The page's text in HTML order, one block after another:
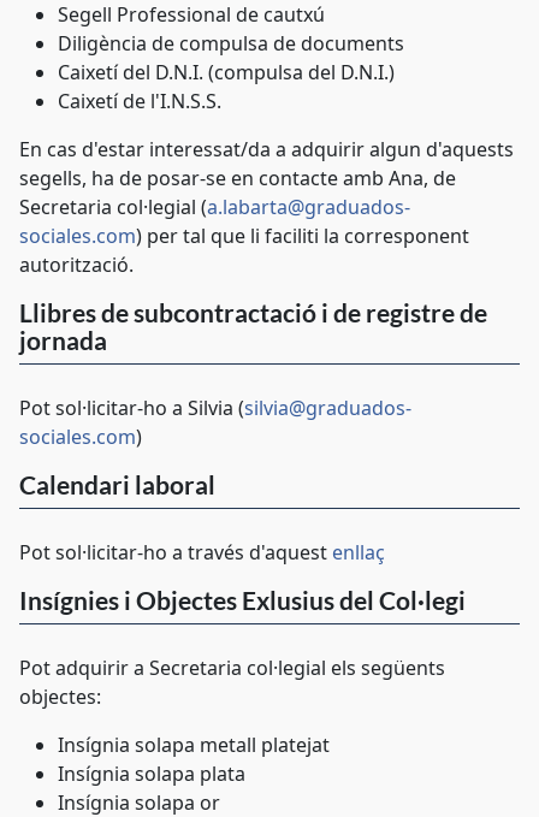
Segell Professional de cautxú
Diligència de compulsa de documents
Caixetí del D.N.I. (compulsa del D.N.I.)
Caixetí de l'I.N.S.S.
En cas d'estar interessat/da a adquirir algun d'aquests
segells, ha de posar-se en contacte amb Ana, de
Secretaria col·legial (a.labarta@graduados-
sociales.com) per tal que li faciliti la corresponent
autorització.
Llibres de subcontractació i de registre de
jornada
Pot sol·licitar-ho a Silvia (silvia@graduados-
sociales.com)
Calendari laboral
Pot sol·licitar-ho a través d'aquest enllaç
Insígnies i Objectes Exlusius del Col·legi
Pot adquirir a Secretaria col·legial els següents
objectes:
Insígnia solapa metall platejat
Insígnia solapa plata
Insígnia solapa or